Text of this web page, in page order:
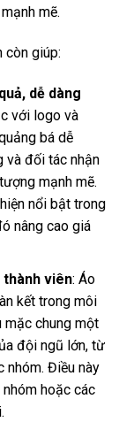
mẽ.
còn giúp:
dễ dàng
với logo và
bá dễ
và đối tác nhận
mạnh mẽ.
nổi bật trong
nâng cao giá
viên: Áo
kết trong môi
mặc chung một
đội ngũ lớn, từ
nhóm. Điều này
hoặc các